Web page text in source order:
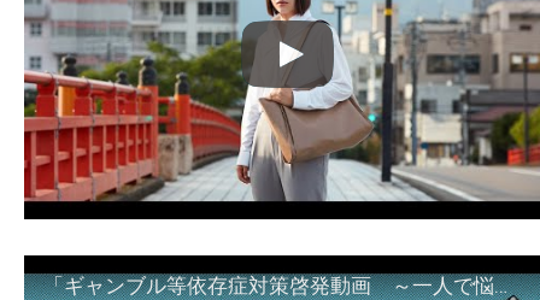
「ギャンブル等依存症対策啓発動画 ～一人で悩まず、家族で悩まず、まず！相談機関へ～」